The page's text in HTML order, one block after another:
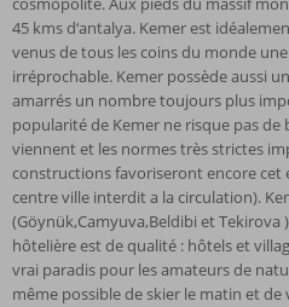
45 kms d‘antalya. Kemer est
venus de tous les coins du monde
irréprochable. Kemer possède aussi
amarrés un nombre toujours plus
popularité de Kemer ne risque pas de
viennent et les normes très strictes
constructions favoriseront encore cet
centre ville interdit a la circulation).
(Göynük,Camyuva,Beldibi et Tekirova
hôtelière est de qualité : hôtels et
vrai paradis pour les amateurs de
même possible de skier le matin et de